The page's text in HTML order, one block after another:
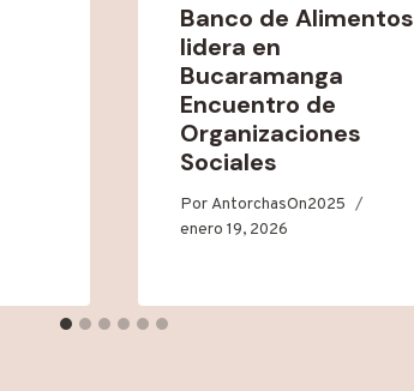
Banco de Alimentos
lidera en
Bucaramanga
Encuentro de
Organizaciones
Sociales
PorAntorchasOn2025
enero 19, 2026